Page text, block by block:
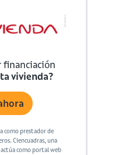
financiación
vivienda?
como prestador de
Ciencuadras, una
actúa como portal web